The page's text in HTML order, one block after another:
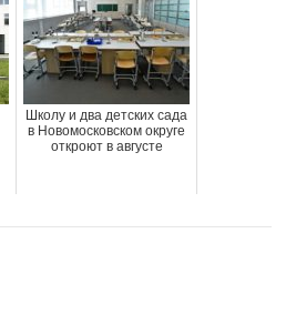
Школу и два детских сада
в Новомосковском округе
откроют в августе